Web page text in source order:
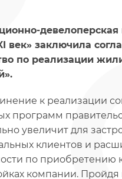
век» заключила
по реализации
к реализации
программ
увеличит для
клиентов и
по приобретению
компании.